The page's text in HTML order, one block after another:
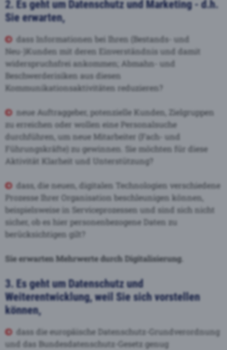
2. Es geht um Datenschutz und Marketing - d.h.
Sie erwarten,
dass Informationen bei Ihren (Bestands- und
Neu-)Kunden mit deren Einverständnis und damit
widerspruchsfrei ankommen; Abmahn- und
Beschwerderisiken aus diesen
Kommunikationsaktivitäten reduzieren?
neue Auftraggeber, potenzielle Kunden, Zielgruppen
zu erreichen oder wollen eine Personalsuche
durchführen, um neue Mitarbeiter (Fach- und
Führungskräfte) zu gewinnen. Sie möchten für diese
Aktivität Klarheit und Unterstützung?
dass, die neuen, digitalen Technologien verschiedene
Prozesse Ihrer Organisation beschleunigen können,
beispielsweise in Serviceprozessen und sind sich nicht
sicher, ob es hier personenbezogene Daten zu
berücksichtigen gilt?
Sie erwarten Mehrwerte durch Digitalisierung.
3. Es geht um Datenschutz und
Weiterentwicklung, weil Sie sich vorstellen
können,
dass die europäische Datenschutz-Grundverordnung
und das Bundesdatenschutz-Gesetz genug